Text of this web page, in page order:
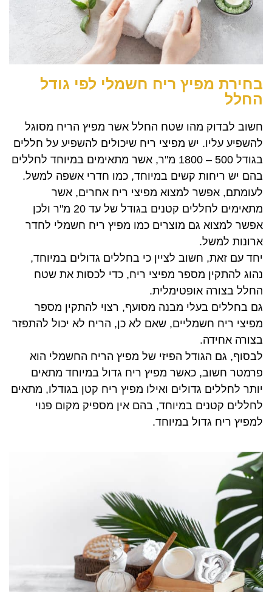
בחירת מפיץ ריח חשמלי לפי גודל
החלל
חשוב לבדוק מהו שטח החלל אשר מפיץ הריח מסוגל
להשפיע עליו. יש מפיצי ריח שיכולים להשפיע על חללים
בגודל 500 – 1800 מ"ר, אשר מתאימים במיוחד לחללים
בהם יש ריחות קשים במיוחד, כמו חדרי אשפה למשל.
לעומתם, אפשר למצוא מפיצי ריח אחרים, אשר
מתאימים לחללים קטנים בגודל של עד 20 מ"ר ולכן
אפשר למצוא גם מוצרים כמו מפיץ ריח חשמלי לחדר
ארונות למשל.
יחד עם זאת, חשוב לציין כי בחללים גדולים במיוחד,
נהוג להתקין מספר מפיצי ריח, כדי לכסות את שטח
החלל בצורה אופטימלית.
גם בחללים בעלי מבנה מסועף, רצוי להתקין מספר
מפיצי ריח חשמליים, שאם לא כן, הריח לא יכול להתפזר
בצורה אחידה.
לבסוף, גם הגודל הפיזי של מפיץ הריח החשמלי הוא
פרמטר חשוב, כאשר מפיץ ריח גדול במיוחד מתאים
יותר לחללים גדולים ואילו מפיץ ריח קטן בגודלו, מתאים
לחללים קטנים במיוחד, בהם אין מספיק מקום פנוי
למפיץ ריח גדול במיוחד.